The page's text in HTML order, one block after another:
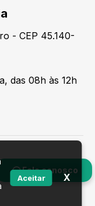
Fale conosco
- CEP 45.140-
das 08h às 12h
Aceitar X